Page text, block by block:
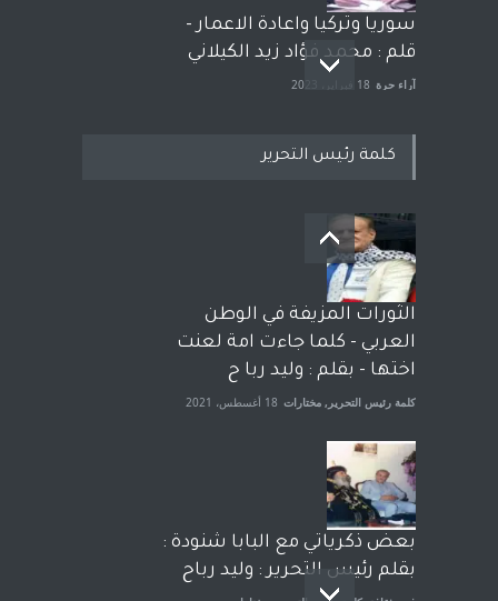
سوريا وتركيا واعادة الاعمار -
قلم : محمد فؤاد زيد الكيلاني
آراء حرة 18 فبراير، 2023
بعد معارك قضائية طاحنة كتب
وترافع فيها بنفسه مرة اخرى..
الشيخ طارق يوسف يقهر
الحكومة الأمريكية ، فأعطوه
الجنسية عن يد وهم صاغرون،
آراء حرة مختارات 7 أبريل، 2023
كلمة رئيس التحرير
الثورات المزيفة في الوطن
العربي - كلما جاءت امة لعنت
اختها - بقلم : وليد ربا ح
كلمة رئيس التحرير , مختارات 18 أغسطس، 2021
بعض ذكرياتي مع البابا شنودة :
بقلم رئيس التحرير : وليد رباح